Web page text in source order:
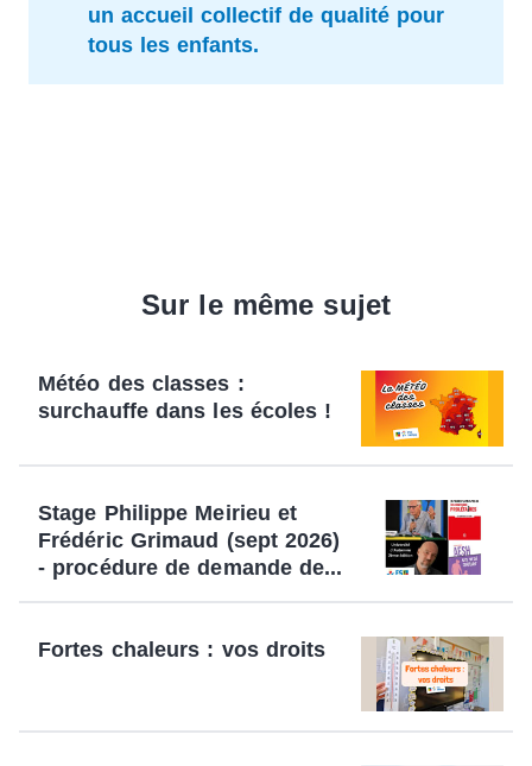
un accueil collectif de qualité pour
tous les enfants.
Sur le même sujet
Météo des classes :
surchauffe dans les écoles !
Stage Philippe Meirieu et
Frédéric Grimaud (sept 2026)
- procédure de demande de...
Fortes chaleurs : vos droits